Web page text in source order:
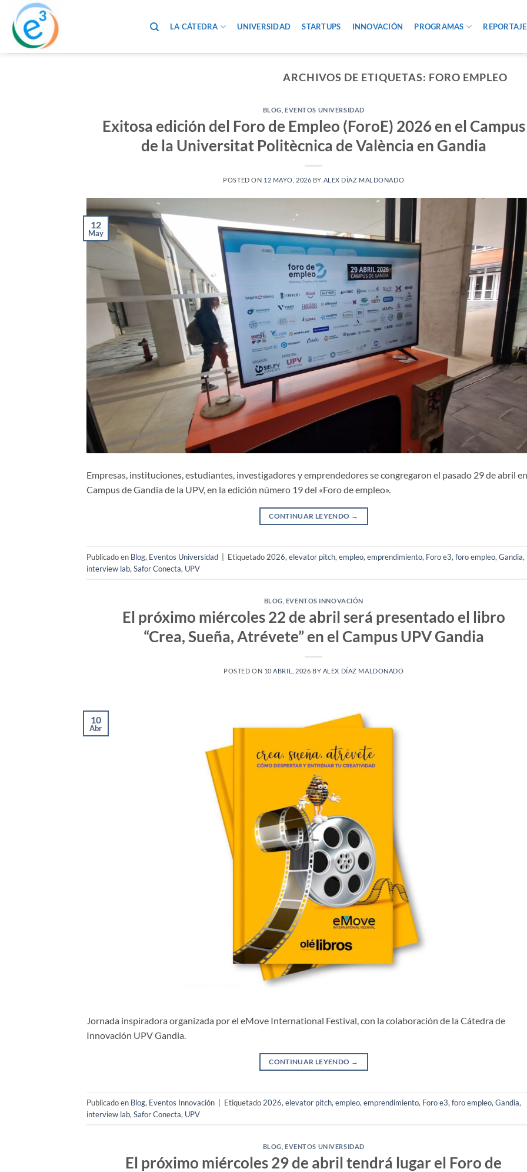
Saltar
contenido
LA CÁTEDRA UNIVERSIDAD STARTUPS INNOVACIÓN PROGRAMAS
ARCHIVOS DE ETIQUETAS: FORO EMPLEO
BLOG ,EVENTOS UNIVERSIDAD
Exitosa edición del Foro de Empleo (ForoE) 2026 en el Campus
de la Universitat Politècnica de València en Gandia
POSTED ON 12 MAYO, 2026 BY ALEX DÍAZ MALDONADO
12
May
Empresas, instituciones, estudiantes, investigadores y emprendedores se congregaron el pasado 29 de abril
Campus de Gandia de la UPV, en la edición número 19 del «Foro de empleo».
CONTINUAR LEYENDO →
Publicado en Blog, Eventos Universidad Etiquetado 2026, elevator pitch, empleo, emprendimiento, Foro e3, foro empleo, Gandia,
interview lab, Safor Conecta, UPV
BLOG EVENTOS INNOVACIÓN
El próximo miércoles 22 de abril será presentado el libro
“Crea, Sueña, Atrévete” en el Campus UPV Gandia
POSTED ON 10 ABRIL, 2026 BY ALEX DÍAZ MALDONADO
10
Abr
Jornada inspiradora organizada por el eMove International Festival, con la colaboración de la Cátedra de
Innovación UPV Gandia.
CONTINUAR LEYENDO →
Publicado en Blog, Eventos Innovación Etiquetado 2026, elevator pitch, empleo, emprendimiento, Foro e3, foro empleo, Gandia,
interview lab, Safor Conecta, UPV
BLOG ,EVENTOS UNIVERSIDAD
El próximo miércoles 29 de abril tendrá lugar el Foro de